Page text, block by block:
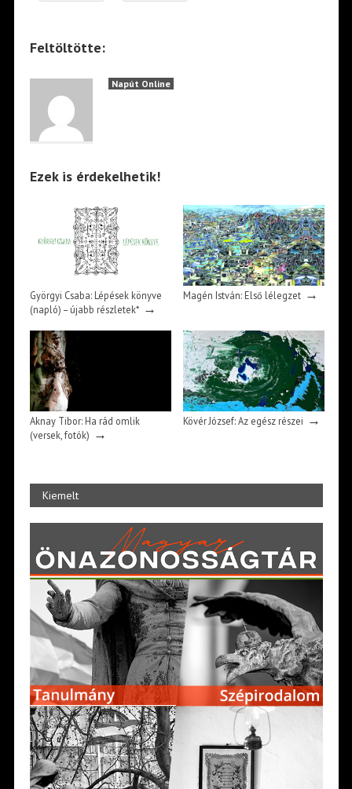
Feltöltötte:
Napút Online
Ezek is érdekelhetik!
Györgyi Csaba: Lépések könyve
(napló) – újabb részletek*→
Magén István: Első lélegzet→
Aknay Tibor: Ha rád omlik
(versek, fotók) →
Kövér József: Az egész részei →
Kiemelt